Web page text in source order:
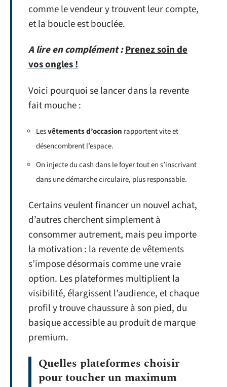
comme le vendeur y trouvent leur compte,
et la boucle est bouclée.
A lire en complément :Prenez soin de
vos ongles !
Voici pourquoi se lancer dans la revente
fait mouche :
Lesvêtements d’occasion rapportent vite et
désencombrent l’espace.
On injecte du cash dans le foyer tout en s’inscrivant
dans une démarche circulaire, plus responsable.
Certains veulent financer un nouvel achat,
d’autres cherchent simplement à
consommer autrement, mais peu importe
la motivation : la revente de vêtements
s’impose désormais comme une vraie
option. Les plateformes multiplient la
visibilité, élargissent l’audience, et chaque
profil y trouve chaussure à son pied, du
basique accessible au produit de marque
premium.
Quelles plateformes choisir
pour toucher un maximum